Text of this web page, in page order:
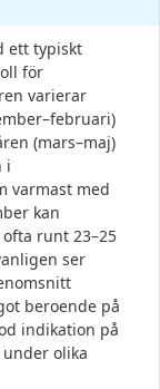
ett typiskt
för
varierar
(mars–maj)
i
varmast med
kan
runt 23–25
ser
beroende på
indikation på
olika